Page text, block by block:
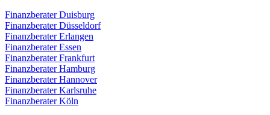
Finanzberater Duisburg
Finanzberater Düsseldorf
Finanzberater Erlangen
Finanzberater Essen
Finanzberater Frankfurt
Finanzberater Hamburg
Finanzberater Hannover
Finanzberater Karlsruhe
Finanzberater Köln